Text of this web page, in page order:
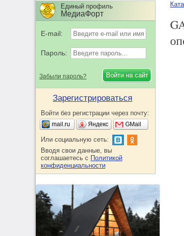
Единый профиль
МедиаФорт
E-mail:
Пароль:
Забыли пароль?
Зарегистрироваться
Войти без регистрации через почту:
mail.ru Яндекс GMail
Или социальную сеть:
Вводя свои данные, вы
соглашаетесь с Политикой
конфиденциальности